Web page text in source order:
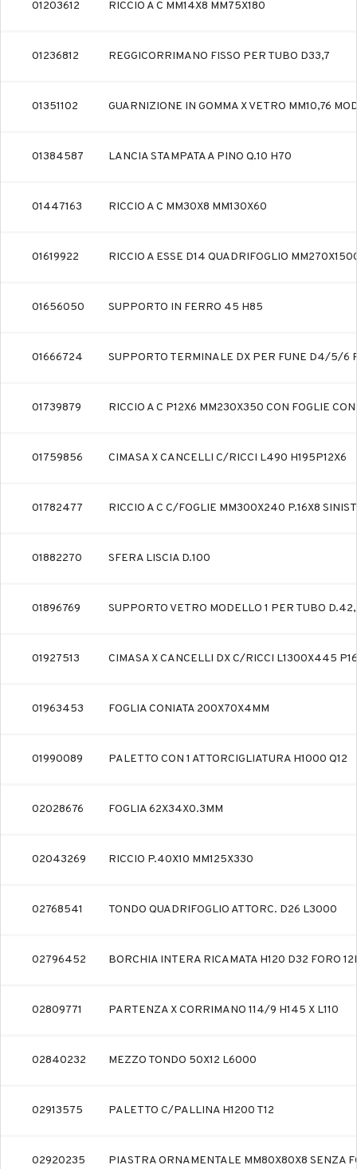
01203612 RICCIO A C MM14X8 MM75X180
01236812 REGGICORRIMANO FISSO PER TUBO D33,7
01351102 GUARNIZIONE IN GOMMA X VETRO MM10,76
01384587 LANCIA STAMPATA A PINO Q.10 H70
01447163 RICCIO A C MM30X8 MM130X60
01619922 RICCIO A ESSE D14 QUADRIFOGLIO
01656050 SUPPORTO IN FERRO 45 H85
01666724 SUPPORTO TERMINALE DX PER FUNE D4/5/6
01739879 RICCIO A C P12X6 MM230X350 CON FOGLIE
01759856 CIMASA X CANCELLI C/RICCI L490 H195P12X6
01782477 RICCIO A C C/FOGLIE MM300X240 P.16X8
01882270 SFERA LISCIA D.100
01896769 SUPPORTO VETRO MODELLO 1 PER TUBO
01927513 CIMASA X CANCELLI DX C/RICCI L1300X445
01963453 FOGLIA CONIATA 200X70X4MM
01990089 PALETTO CON 1 ATTORCIGLIATURA H1000 Q12
02028676 FOGLIA 62X34X0.3MM
02043269 RICCIO P.40X10 MM125X330
02768541 TONDO QUADRIFOGLIO ATTORC. D26 L3000
02796452 BORCHIA INTERA RICAMATA H120 D32 FORO
02809771 PARTENZA X CORRIMANO 114/9 H145 X L110
02840232 MEZZO TONDO 50X12 L6000
02913575 PALETTO C/PALLINA H1200 T12
02920235 PIASTRA ORNAMENTALE MM80X80X8 SENZA